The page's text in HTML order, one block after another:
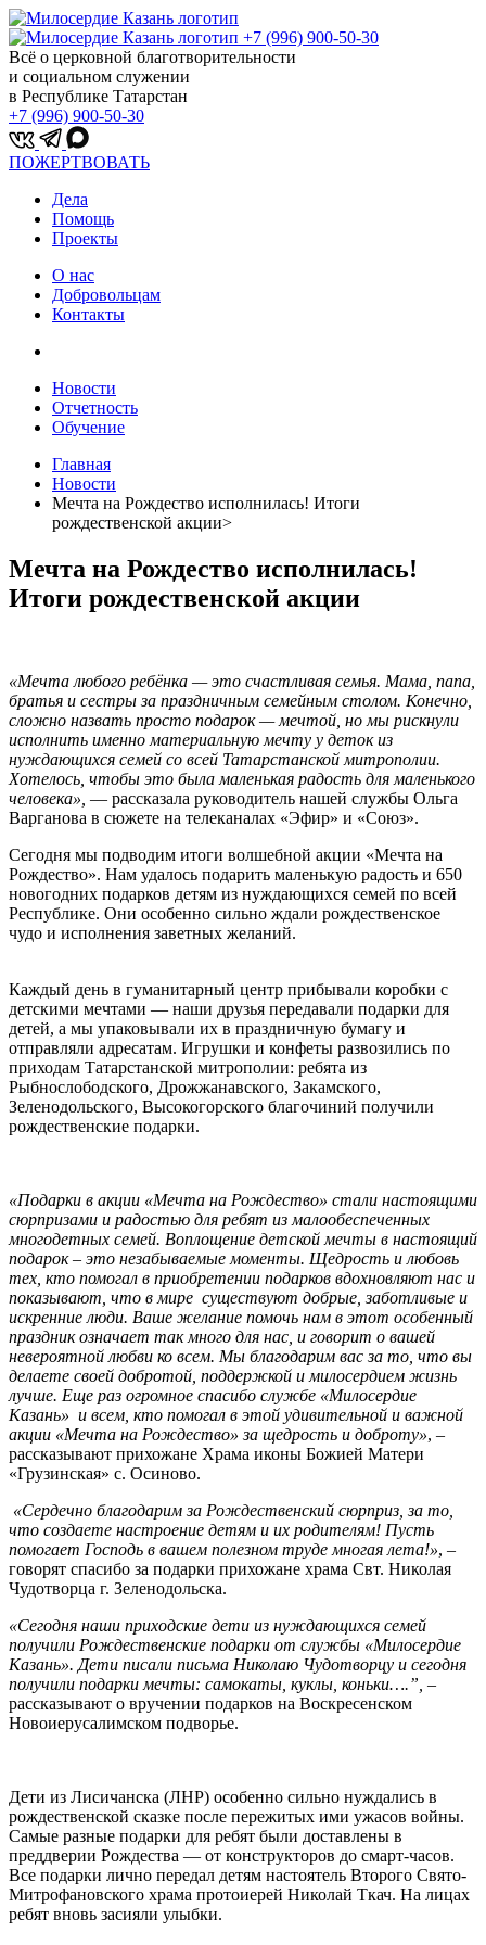
+7 (996) 900-50-30
Всё о церковной благотворительности
и социальном служении
в Республике Татарстан
+7 (996) 900-50-30
ПОЖЕРТВОВАТЬ
Дела
Помощь
Проекты
О нас
Добровольцам
Контакты
Новости
Отчетность
Обучение
Главная
Новости
Мечта на Рождество исполнилась! Итоги
рождественской акции>
Мечта на Рождество исполнилась!
Итоги рождественской акции
«Мечта любого ребёнка — это счастливая семья. Мама, папа,
братья и сестры за праздничным семейным столом. Конечно,
сложно назвать просто подарок — мечтой, но мы рискнули
исполнить именно материальную мечту у деток из
нуждающихся семей со всей Татарстанской митрополии.
Хотелось, чтобы это была маленькая радость для маленького
человека», — рассказала руководитель нашей службы Ольга
Варганова в сюжете на телеканалах «Эфир» и «Союз».
Сегодня мы подводим итоги волшебной акции «Мечта на
Рождество». Нам удалось подарить маленькую радость и 650
новогодних подарков детям из нуждающихся семей по всей
Республике. Они особенно сильно ждали рождественское
чудо и исполнения заветных желаний.
Каждый день в гуманитарный центр прибывали коробки с
детскими мечтами — наши друзья передавали подарки для
детей, а мы упаковывали их в праздничную бумагу и
отправляли адресатам. Игрушки и конфеты развозились по
приходам Татарстанской митрополии: ребята из
Рыбнослободского, Дрожжанавского, Закамского,
Зеленодольского, Высокогорского благочиний получили
рождественские подарки.
«Подарки в акции «Мечта на Рождество» стали настоящими
сюрпризами и радостью для ребят из малообеспеченных
многодетных семей. Воплощение детской мечты в настоящий
подарок – это незабываемые моменты. Щедрость и любовь
тех, кто помогал в приобретении подарков вдохновляют нас и
показывают, что в мире существуют добрые, заботливые и
искренние люди. Ваше желание помочь нам в этот особенный
праздник означает так много для нас, и говорит о вашей
невероятной любви ко всем. Мы благодарим вас за то, что вы
делаете своей добротой, поддержкой и милосердием жизнь
лучше. Еще раз огромное спасибо службе «Милосердие
Казань» и всем, кто помогал в этой удивительной и важной
акции «Мечта на Рождество» за щедрость и доброту», –
рассказывают прихожане Храма иконы Божией Матери
«Грузинская» с. Осиново.
«Сердечно благодарим за Рождественский сюрприз, за то,
что создаете настроение детям и их родителям! Пусть
помогает Господь в вашем полезном труде многая лета!», –
говорят спасибо за подарки прихожане храма Свт. Николая
Чудотворца г. Зеленодольска.
«Сегодня наши приходские дети из нуждающихся семей
получили Рождественские подарки от службы «Милосердие
Казань». Дети писали письма Николаю Чудотворцу и сегодня
получили подарки мечты: самокаты, куклы, коньки….”, –
рассказывают о вручении подарков на Воскресенском
Новоиерусалимском подворье.
Дети из Лисичанска (ЛНР) особенно сильно нуждались в
рождественской сказке после пережитых ими ужасов войны.
Самые разные подарки для ребят были доставлены в
преддверии Рождества — от конструкторов до смарт-часов.
Все подарки лично передал детям настоятель Второго Свято-
Митрофановского храма протоиерей Николай Ткач. На лицах
ребят вновь засияли улыбки.